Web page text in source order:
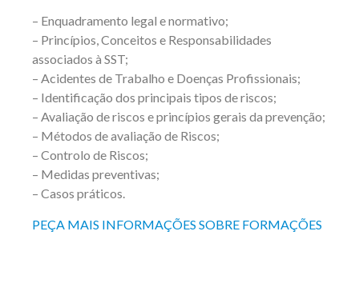
– Enquadramento legal e normativo;
– Princípios, Conceitos e Responsabilidades
associados à SST;
– Acidentes de Trabalho e Doenças Profissionais;
– Identificação dos principais tipos de riscos;
– Avaliação de riscos e princípios gerais da prevenção;
– Métodos de avaliação de Riscos;
– Controlo de Riscos;
– Medidas preventivas;
– Casos práticos.
PEÇA MAIS INFORMAÇÕES SOBRE FORMAÇÕES